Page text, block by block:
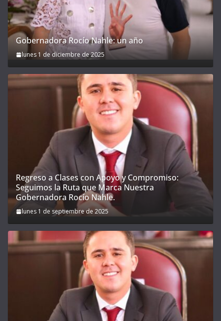
Gobernadora Rocío Nahle: un año
lunes 1 de diciembre de 2025
Regreso a Clases con Apoyo y Compromiso:
Seguimos la Ruta que Marca Nuestra
Gobernadora Rocío Nahle.
lunes 1 de septiembre de 2025